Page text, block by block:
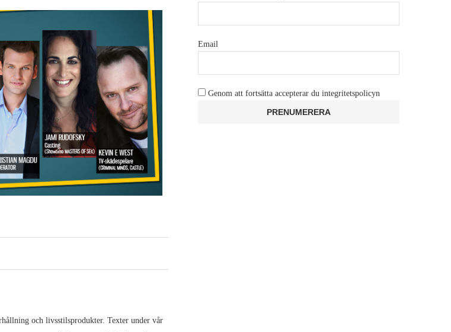
och livsstilsprodukter. Texter under vår
Email
Genom att fortsätta accepterar du integritetspolicyn